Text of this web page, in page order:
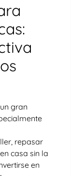
gran
repasar
casa sin la
en